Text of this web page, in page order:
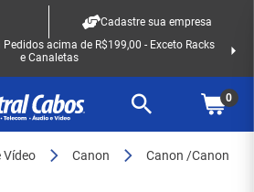
Cadastre sua empresa
acima de R$199,00 - Exceto Racks
e Canaletas
0
Vídeo Canon Canon /Canon